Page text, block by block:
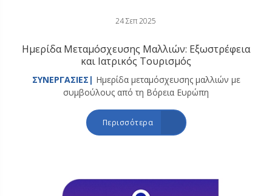
24 Σεπ 2025
Ημερίδα Μεταμόσχευσης Μαλλιών: Εξωστρέφεια
και Ιατρικός Τουρισμός
ΣΥΝΕΡΓΑΣΙΕΣ| Ημερίδα μεταμόσχευσης μαλλιών με
συμβούλους από τη Βόρεια Ευρώπη
Περισσότερα